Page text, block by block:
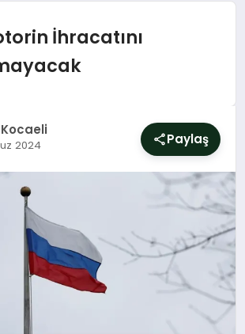
İhracatını
2024 Paylaş